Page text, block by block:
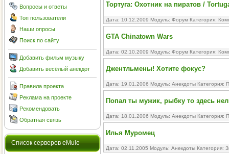
Вопросы и ответы
Топ пользователи
Наши опросы
Поиск по сайту
Добавить фильм музыку
Добавить весёлый анекдот
Правила проекта
Реклама на проекте
Рекомендовать
Обратная связь
Cписок серверов eMule
Тортуга: Охотник на пиратов /
Дата: 10.12.2009 Модуль: Форум Категория:
GTA Chinatown Wars
Дата: 02.10.2009 Модуль: Форум Категория:
Джентльмены! Хотите фокус?
Дата: 19.01.2006 Модуль: Анекдоты Категория:
Попал ты мужик, рыбку то здесь
Дата: 18.01.2006 Модуль: Анекдоты Категория:
Илья Муромец
Дата: 02.11.2005 Модуль: Анекдоты Категория: